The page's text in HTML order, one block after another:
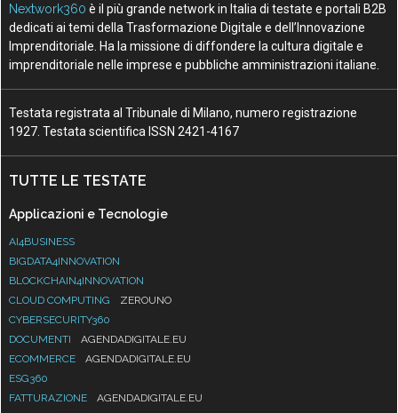
Nextwork360 è il più grande network in Italia di testate e portali B2B
dedicati ai temi della Trasformazione Digitale e dell’Innovazione
Imprenditoriale. Ha la missione di diffondere la cultura digitale e
imprenditoriale nelle imprese e pubbliche amministrazioni italiane.
Testata registrata al Tribunale di Milano, numero registrazione
1927. Testata scientifica ISSN 2421-4167
TUTTE LE TESTATE
Applicazioni e Tecnologie
AI4BUSINESS
BIGDATA4INNOVATION
BLOCKCHAIN4INNOVATION
CLOUD COMPUTING
ZEROUNO
CYBERSECURITY360
DOCUMENTI
AGENDADIGITALE.EU
ECOMMERCE
AGENDADIGITALE.EU
ESG360
FATTURAZIONE
AGENDADIGITALE.EU